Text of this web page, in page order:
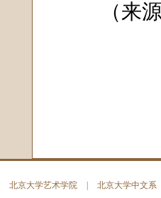
（来源
北京大学艺术学院 北京大学中文系